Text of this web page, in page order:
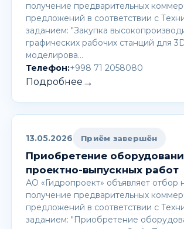
получение предварительных
предложений в соответствии с
заданием: "Закупка
графических рабочих станций для
моделирова…
Телефон:+998 71 2058080
Подробнее →
13.05.2026 Приём завершён
Приобретение
проектно-выпускных работ
АО «Гидропроект» объявляет отбор
получение предварительных
предложений в соответствии с
заданием: "Приобретение